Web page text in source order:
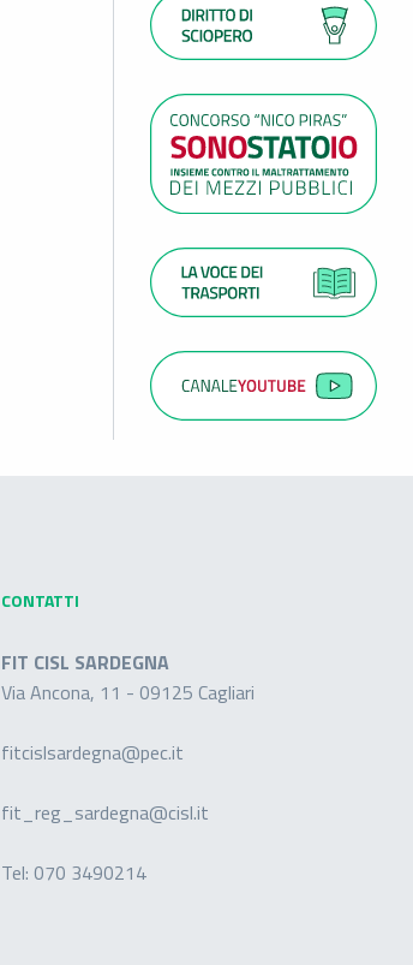
CONTATTI
FIT CISL SARDEGNA
Via Ancona, 11 - 09125 Cagliari
fitcislsardegna@pec.it
fit_reg_sardegna@cisl.it
Tel: 070 3490214